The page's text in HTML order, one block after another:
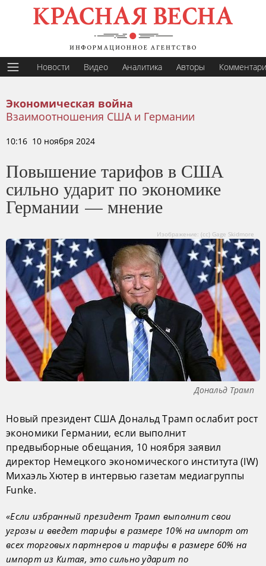
Новости Видео Аналитика Авторы
Экономическая война
Взаимоотношения США и Германии
10:16 10 ноября 2024
Повышение тарифов в США
сильно ударит по экономике
Германии — мнение
Изображение: (cc) Gage Skidmore
Дональд Трамп
Новый президент США Дональд Трамп ослабит рост
экономики Германии, если выполнит
предвыборные обещания, 10 ноября заявил
директор Немецкого экономического института (IW)
Михаэль Хютер в интервью газетам медиагруппы
Funke.
«Если избранный президент Трамп выполнит свои
угрозы и введет тарифы в размере 10% на импорт от
всех торговых партнеров и тарифы в размере 60% на
импорт из Китая, это сильно ударит по